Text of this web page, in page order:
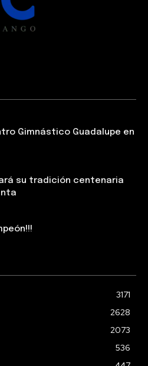
Gimnástico Guadalupe en
su tradición centenaria
3171
2628
2073
536